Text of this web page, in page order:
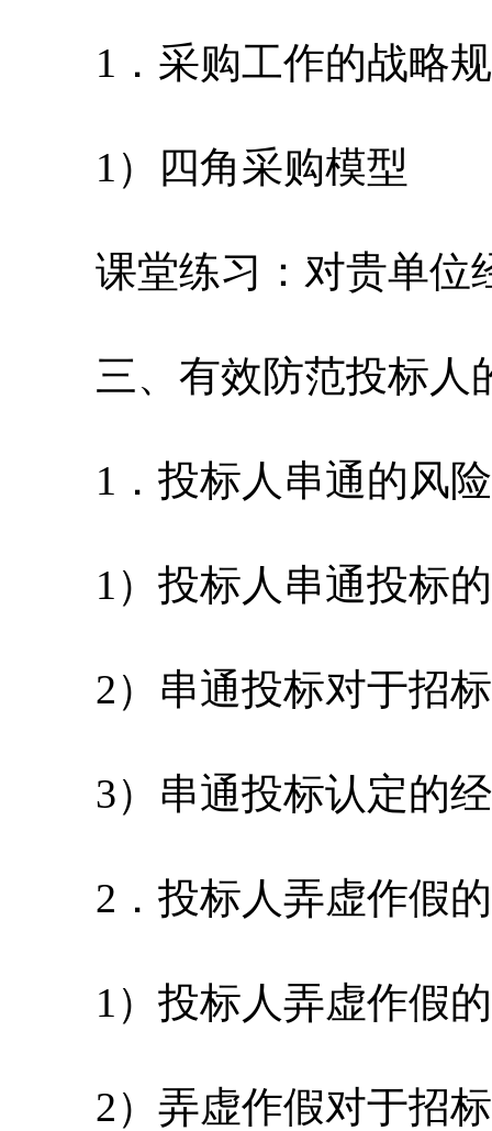
1．采购工作的战略
1）四角采购模型
课堂练习：对贵单位
三、有效防范投标人
1．投标人串通的风
1）投标人串通投标的
2）串通投标对于招标
3）串通投标认定的经
2．投标人弄虚作假的
1）投标人弄虚作假的
2）弄虚作假对于招标